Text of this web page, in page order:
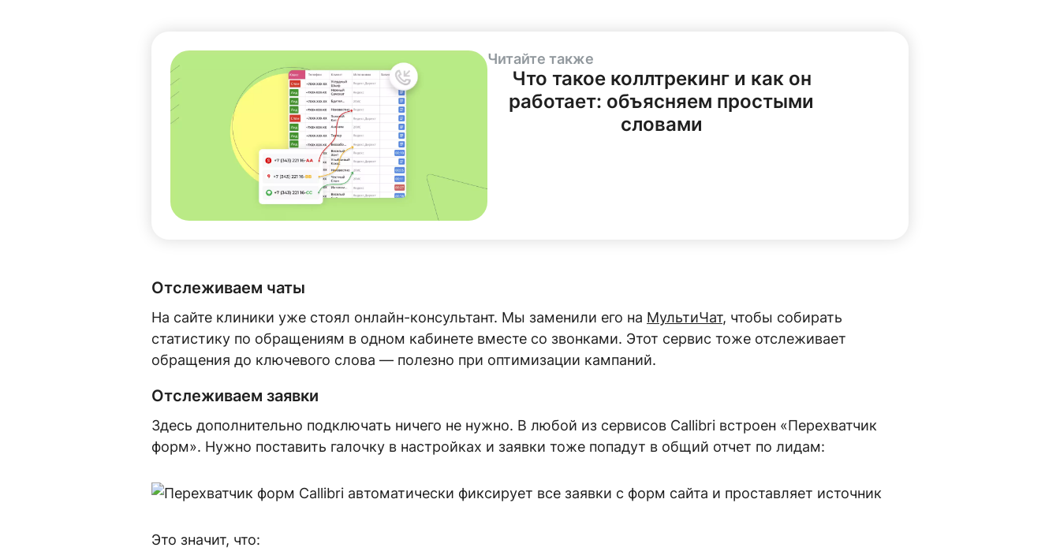
Читайте также
Что такое коллтрекинг и как он
работает: объясняем простыми
словами
Отслеживаем чаты
На сайте клиники уже стоял онлайн-консультант. Мы заменили его на МультиЧат, чтобы собирать
статистику по обращениям в одном кабинете вместе со звонками. Этот сервис тоже отслеживает
обращения до ключевого слова — полезно при оптимизации кампаний.
Отслеживаем заявки
Здесь дополнительно подключать ничего не нужно. В любой из сервисов Callibri встроен «Перехватчик
форм». Нужно поставить галочку в настройках и заявки тоже попадут в общий отчет по лидам:
Это значит, что: